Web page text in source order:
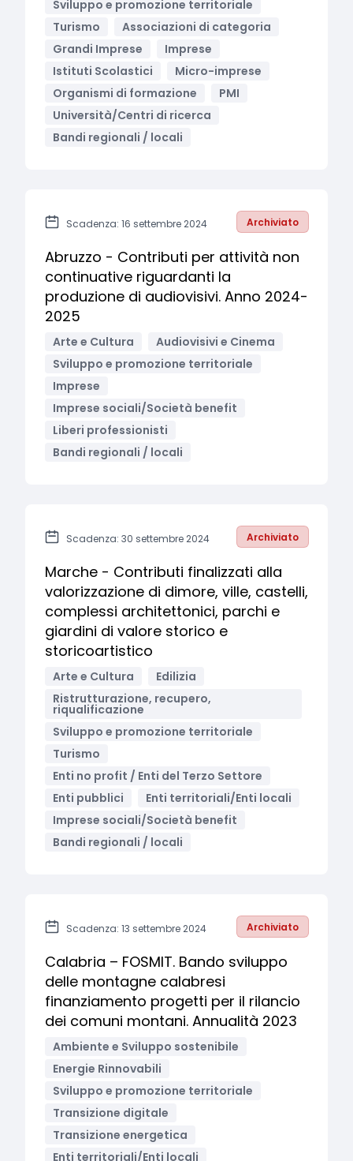
Sviluppo e promozione territoriale
Turismo
Associazioni di categoria
Grandi Imprese
Imprese
Istituti Scolastici
Micro-imprese
Organismi di formazione
PMI
Università/Centri di ricerca
Bandi regionali / locali
Scadenza: 16 settembre 2024 Archiviato
Abruzzo - Contributi per attività non
continuative riguardanti la
produzione di audiovisivi. Anno 2024-
2025
Arte e Cultura
Audiovisivi e Cinema
Sviluppo e promozione territoriale
Imprese
Imprese sociali/Società benefit
Liberi professionisti
Bandi regionali / locali
Scadenza: 30 settembre 2024 Archiviato
Marche - Contributi finalizzati alla
valorizzazione di dimore, ville, castelli,
complessi architettonici, parchi e
giardini di valore storico e
storicoartistico
Arte e Cultura
Edilizia
Ristrutturazione, recupero,
riqualificazione
Sviluppo e promozione territoriale
Turismo
Enti no profit / Enti del Terzo Settore
Enti pubblici
Enti territoriali/Enti locali
Imprese sociali/Società benefit
Bandi regionali / locali
Scadenza: 13 settembre 2024 Archiviato
Calabria – FOSMIT. Bando sviluppo
delle montagne calabresi
finanziamento progetti per il rilancio
dei comuni montani. Annualità 2023
Ambiente e Sviluppo sostenibile
Energie Rinnovabili
Sviluppo e promozione territoriale
Transizione digitale
Transizione energetica
Enti territoriali/Enti locali